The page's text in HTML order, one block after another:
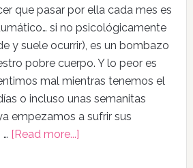
que pasar por ella cada mes es
si no psicológicamente
y suele ocurrir), es un bombazo
pobre cuerpo. Y lo peor es
mal mientras tenemos el
o incluso unas semanitas
empezamos a sufrir sus
[Read more...]